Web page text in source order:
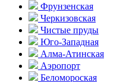
Фрунзенская
Черкизовская
Чистые пруды
Юго-Западная
Алма-Атинская
Аэропорт
Беломороская